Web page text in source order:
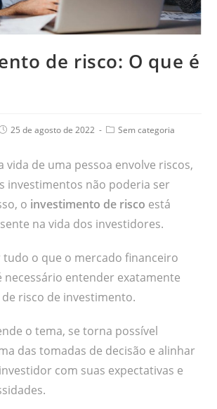
de risco: O que é
25 de agosto de 2022 Sem categoria
vida de uma pessoa envolve riscos,
investimentos não poderia ser
o investimento de risco está
na vida dos investidores.
o que o mercado financeiro
necessário entender exatamente
risco de investimento.
o tema, se torna possível
das tomadas de decisão e alinhar
com suas expectativas e